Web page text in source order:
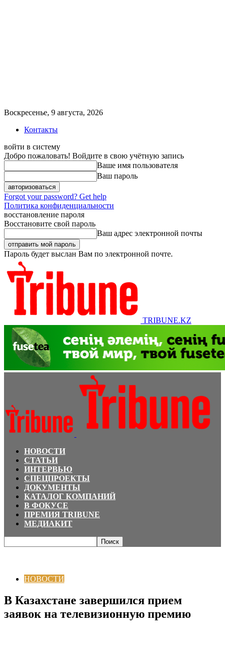
Воскресенье, 9 августа, 2026
Контакты
войти в систему
Добро пожаловать! Войдите в свою учётную запись
Ваше имя пользователя
Ваш пароль
Forgot your password? Get help
Политика конфиденциальности
восстановление пароля
Восстановите свой пароль
Ваш адрес электронной почты
Пароль будет выслан Вам по электронной почте.
TRIBUNE.KZ
НОВОСТИ
СТАТЬИ
ИНТЕРВЬЮ
СПЕЦПРОЕКТЫ
ДОКУМЕНТЫ
КАТАЛОГ КОМПАНИЙ
В ФОКУСЕ
ПРЕМИЯ TRIBUNE
МЕДИАКИТ
НОВОСТИ
В Казахстане завершился прием
заявок на телевизионную премию